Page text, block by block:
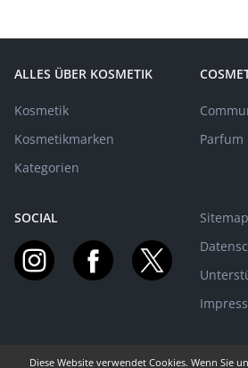
ALLES ÜBER KOSMETIK
Kosmetik
Kosmetikmarken
Kategorien
Parfum
SOCIAL
Sitemap
Diese Website verwendet Cookies. Wenn Sie